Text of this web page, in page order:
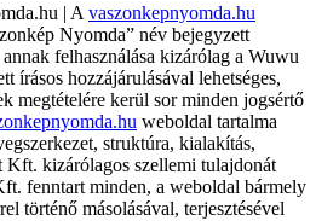
| A vaszonkepnyomda.hu
Nyomda” név bejegyzett
felhasználása kizárólag a Wuwu
írásos hozzájárulásával lehetséges,
megtételére kerül sor minden jogsértő
weboldal tartalma
struktúra, kialakítás,
kizárólagos szellemi tulajdonát
fenntart minden, a weboldal bármely
történő másolásával, terjesztésével